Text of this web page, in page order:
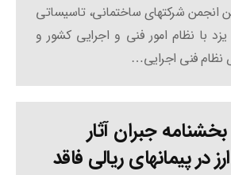
انجمن شرکتهای ساختمانی، تاسیساتی
با نظام امور فنی و اجرایی کشور و
فنی اجرایی…
جبران آثار
در پیمانهای ریالی فاقد